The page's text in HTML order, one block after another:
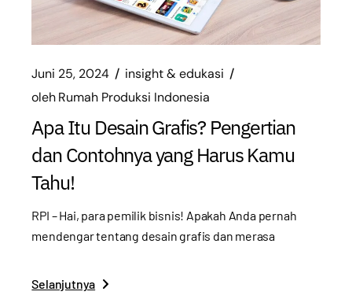
Juni 25, 2024
insight & edukasi
olehRumah Produksi Indonesia
Apa Itu Desain Grafis? Pengertian
dan Contohnya yang Harus Kamu
Tahu!
RPI – Hai, para pemilik bisnis! Apakah Anda pernah
mendengar tentang desain grafis dan merasa
Selanjutnya